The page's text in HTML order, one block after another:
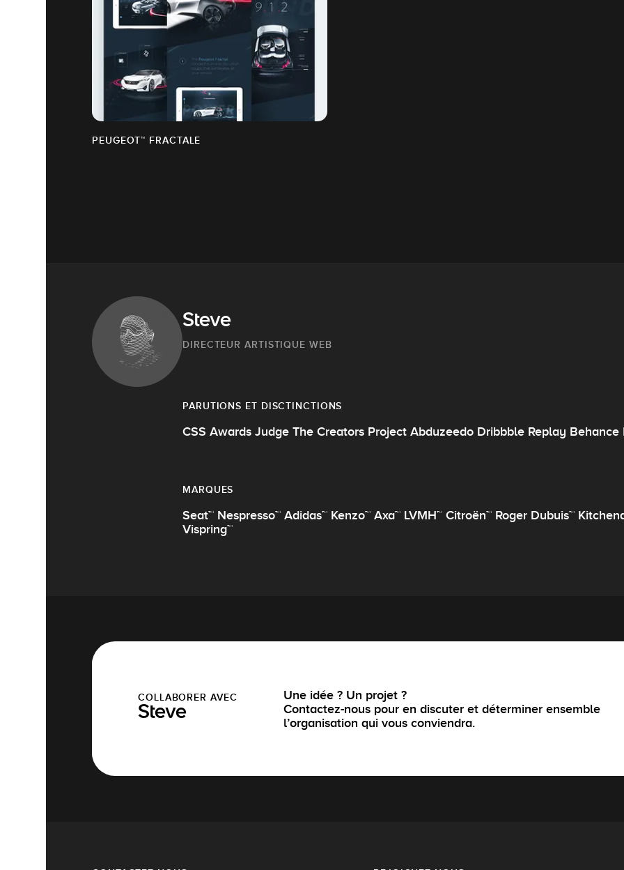
PEUGEOT™ FRACTALE
Steve
DIRECTEUR ARTISTIQUE WEB
PARUTIONS ET DISCTINCTIONS
CSS Awards Judge The Creators Project Abduzeedo Dribbble Replay
MARQUES
Seat™ Nespresso™ Adidas™ Kenzo™ Axa™ LVMH™ Citroën™ Roger Dubuis™
Vispring™
COLLABORER AVEC
Steve
Une idée ? Un projet ?
Contactez-nous pour en discuter et déterminer ensemble
l’organisation qui vous conviendra.